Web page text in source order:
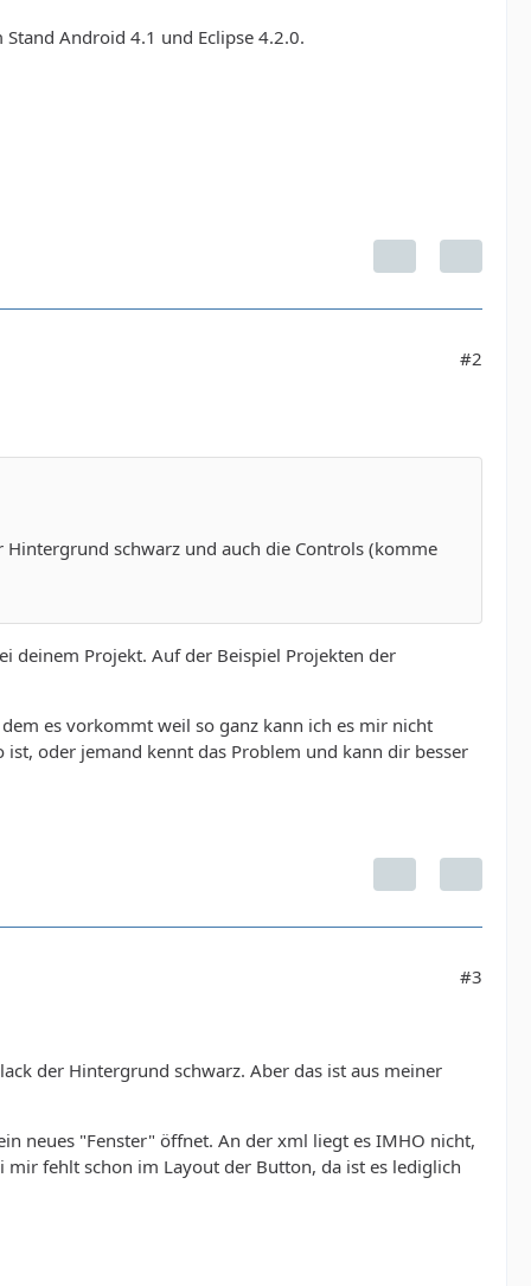
Android 4.1 und Eclipse 4.2.0.
#2
schwarz und auch die Controls (komme
deinem Projekt. Auf der Beispiel Projekten der
es vorkommt weil so ganz kann ich es mir nicht
oder jemand kennt das Problem und kann dir besser
#3
der Hintergrund schwarz. Aber das ist aus meiner
neues "Fenster" öffnet. An der xml liegt es IMHO nicht,
fehlt schon im Layout der Button, da ist es lediglich